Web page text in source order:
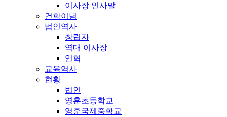
이사장 인사말
건학이념
법인역사
창립자
역대 이사장
연혁
교육역사
현황
법인
영훈초등학교
영훈국제중학교